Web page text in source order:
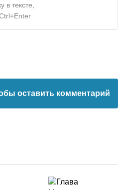
в тексте,
оставить комментарий